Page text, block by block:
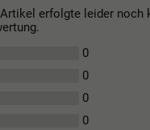
erfolgte leider noch
0
0
0
0